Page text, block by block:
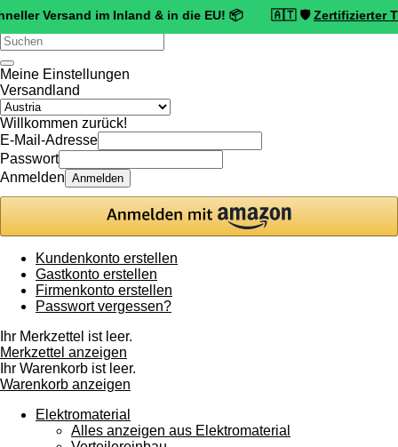
im Inland & in die EU! 📦 🇦🇹 🛡️ Zertifizierter Trusted
Verwende
die
oben
und
unten,
um
das
Ergebnis
auszuwählen.
Eingabetaste,
zum
ausgewählten
können
Touch-
Meine Einstellungen
Versandland
Willkommen zurück!
E-Mail-Adresse
Passwort
Anmelden Anmelden
Kundenkonto erstellen
Gastkonto erstellen
Firmenkonto erstellen
Passwort vergessen?
Ihr Merkzettel ist leer.
Merkzettel anzeigen
Ihr Warenkorb ist leer.
Warenkorb anzeigen
Elektromaterial
Alles anzeigen aus Elektromaterial